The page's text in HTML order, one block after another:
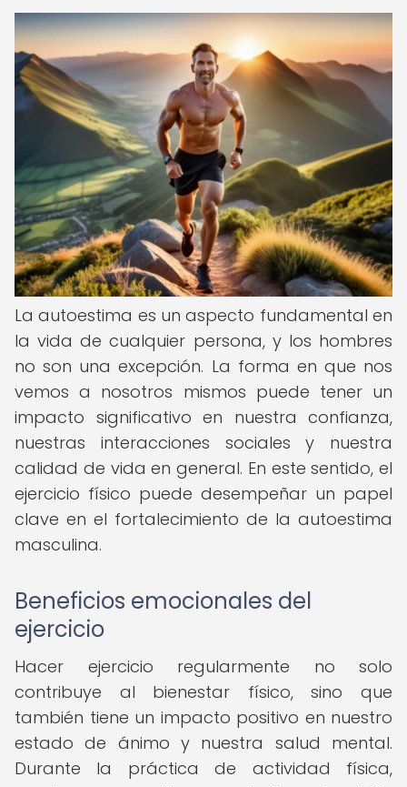
La autoestima es un aspecto fundamental en
la vida de cualquier persona, y los hombres
no son una excepción. La forma en que nos
vemos a nosotros mismos puede tener un
impacto significativo en nuestra confianza,
nuestras interacciones sociales y nuestra
calidad de vida en general. En este sentido, el
ejercicio físico puede desempeñar un papel
clave en el fortalecimiento de la autoestima
masculina.
Beneficios emocionales del
ejercicio
Hacer ejercicio regularmente no solo
contribuye al bienestar físico, sino que
también tiene un impacto positivo en nuestro
estado de ánimo y nuestra salud mental.
Durante la práctica de actividad física,